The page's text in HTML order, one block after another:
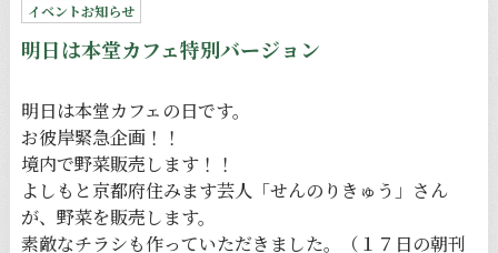
イベントお知らせ
明日は本堂カフェ特別バージョン
明日は本堂カフェの日です。
お彼岸緊急企画！！
境内で野菜販売します！！
よしもと京都府住みます芸人「せんのりきゅう」さん
が、野菜を販売します。
素敵なチラシも作っていただきました。（１７日の朝刊